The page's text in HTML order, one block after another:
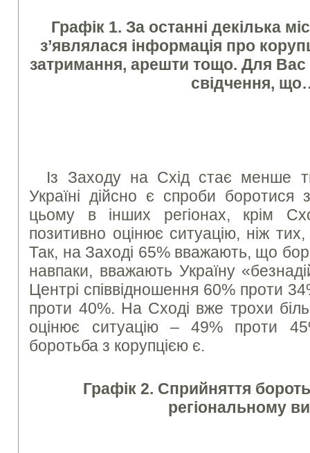
Графік 1. За останні декілька
з’являлася інформація про
затримання, арешти тощо. Для Вас
свідчення,
Із Заходу на Схід стає менше
Україні дійсно є спроби боротися
цьому в інших регіонах, крім
позитивно оцінює ситуацію, ніж
Так, на Заході 65% вважають, що
навпаки, вважають Україну
Центрі співвідношення 60% проти
проти 40%. На Сході вже трохи
оцінює ситуацію – 49% проти
боротьба з корупцією є.
Графік 2. Сприйняття
регіональному